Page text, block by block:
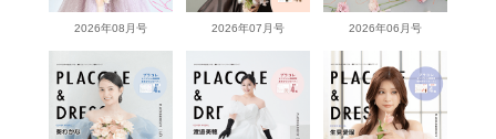
2026年08月号 2026年07月号 2026年06月号